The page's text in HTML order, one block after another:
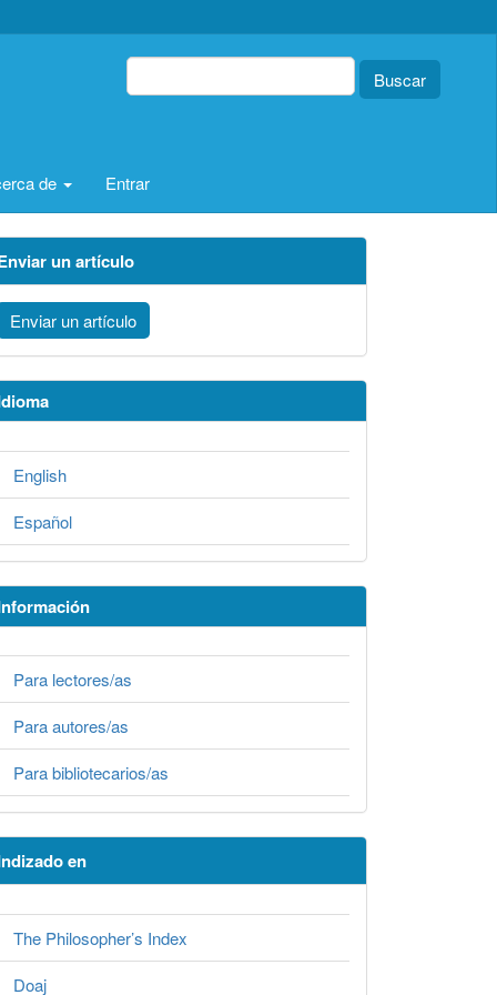
Buscar
de Entrar
un artículo
Enviar un artículo
English
Español
Para lectores/as
Para autores/as
Para bibliotecarios/as
en
The Philosopher’s Index
Doaj